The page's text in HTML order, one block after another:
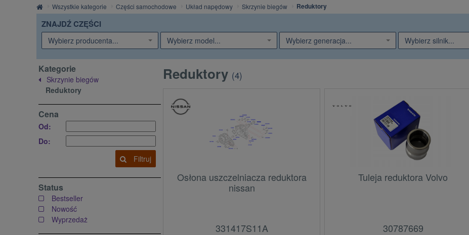
Strona
główna
Wszystkie kategorie Części samochodowe Układ napędowy Skrzynie biegów Reduktory
ZNAJDŹ CZĘŚCI
Wybierz producenta... Wybierz model... Wybierz generacja... Wybierz silnik...
Kategorie
Skrzynie biegów
Reduktory
Cena
Od:
Do:
Filtruj
Status
Bestseller
Nowość
Wyprzedaż
Reduktory (4)
Osłona uszczelniacza reduktora
nissan
331417S11A
Tuleja reduktora Volvo
30787669